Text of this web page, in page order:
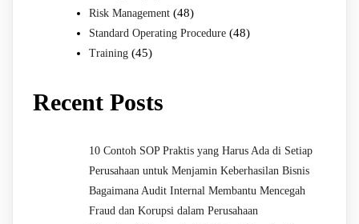
Risk Management (48)
Standard Operating Procedure (48)
Training (45)
Recent Posts
10 Contoh SOP Praktis yang Harus Ada di Setiap
Perusahaan untuk Menjamin Keberhasilan Bisnis
Bagaimana Audit Internal Membantu Mencegah
Fraud dan Korupsi dalam Perusahaan